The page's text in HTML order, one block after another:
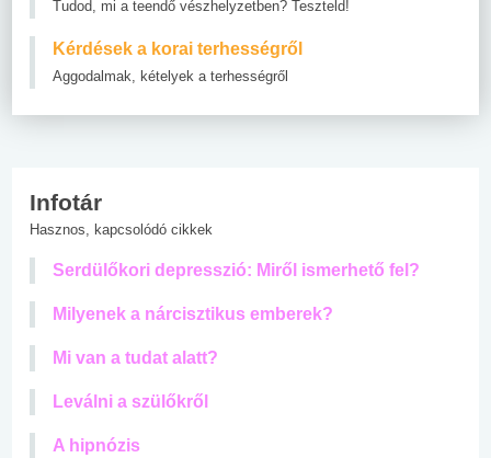
Tudod, mi a teendő vészhelyzetben? Teszteld!
Kérdések a korai terhességről
Aggodalmak, kételyek a terhességről
Infotár
Hasznos, kapcsolódó cikkek
Serdülőkori depresszió: Miről ismerhető fel?
Milyenek a nárcisztikus emberek?
Mi van a tudat alatt?
Leválni a szülőkről
A hipnózis